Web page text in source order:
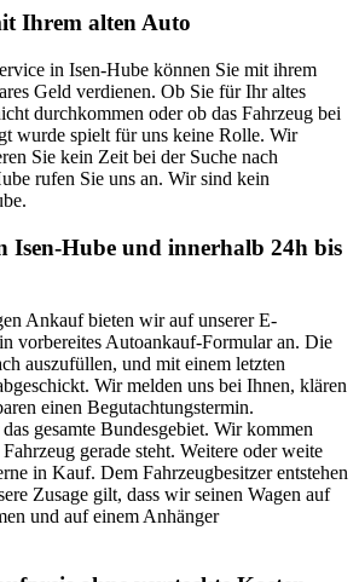
Ihrem alten Auto
in Isen-Hube können Sie mit ihrem
Geld verdienen. Ob Sie für Ihr altes
durchkommen oder ob das Fahrzeug bei
wurde spielt für uns keine Rolle. Wir
Sie kein Zeit bei der Suche nach
rufen Sie uns an. Wir sind kein
Isen-Hube und innerhalb 24h bis
Ankauf bieten wir auf unserer E-
vorbereites Autoankauf-Formular an. Die
auszufüllen, und mit einem letzten
Wir melden uns bei Ihnen, klären
einen Begutachtungstermin.
gesamte Bundesgebiet. Wir kommen
gerade steht. Weitere oder weite
in Kauf. Dem Fahrzeugbesitzer entstehen
Zusage gilt, dass wir seinen Wagen auf
und auf einem Anhänger